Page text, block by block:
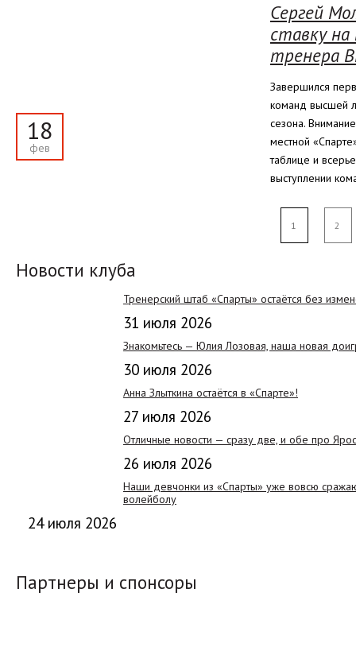
18
фев
Сергей
ставку на
тренера
Завершился
команд высшей
сезона.
местной
таблице и
выступлении
1 2
Новости клуба
Тренерский штаб «Спарты» остаётся без
31 июля 2026
Знакомьтесь — Юлия Лозовая, наша новая
30 июля 2026
Анна Злыткина остаётся в «Спарте»!
27 июля 2026
Отличные новости — сразу две, и обе про
26 июля 2026
Наши девчонки из «Спарты» уже вовсю
волейболу
24 июля 2026
Партнеры и спонсоры